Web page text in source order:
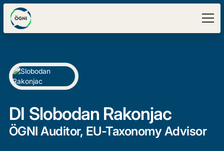
DI Slobodan Rakonjac
ÖGNI Auditor, EU-Taxonomy Advisor